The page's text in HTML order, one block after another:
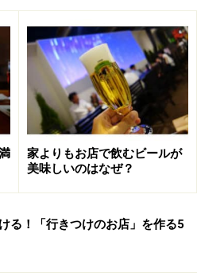
その醸造過程に理由がありま
24ヶ月間熟成させて、さらに
～12ヶ月間、追加で熟成させ
年かけてできるビールなんで
2年弱でしょうか……）。
ヶ月程度で完成しますし、泡
家よりもお店で飲むビールが
美味しいのはなぜ？
る！「行きつけのお店」を作る5